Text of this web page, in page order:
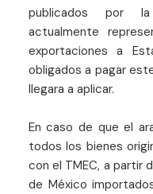
publicados por
actualmente
exportaciones a
obligados a pagar
llegara a aplicar.
En caso de que el
todos los bienes
con el TMEC, a partir
de México